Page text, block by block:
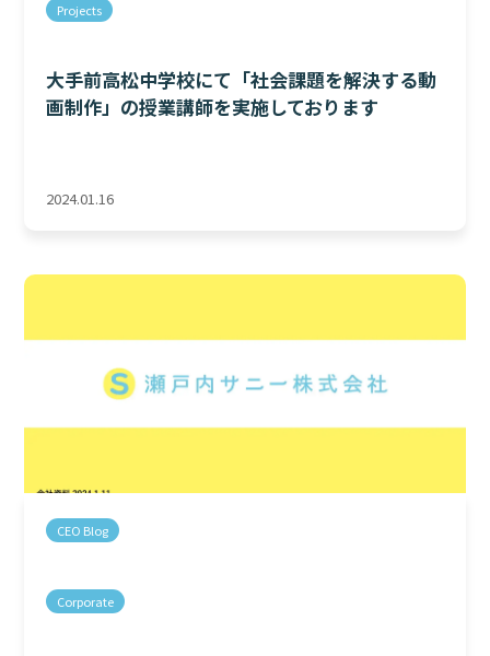
Projects
大手前高松中学校にて「社会課題を解決する動
画制作」の授業講師を実施しております
2024.01.16
CEO Blog
Corporate